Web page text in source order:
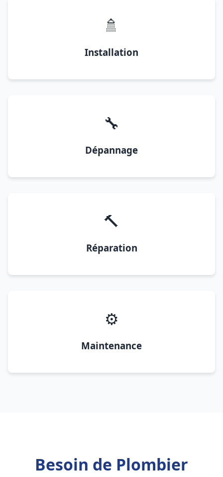
🚿
Installation
🔧
Dépannage
🔨
Réparation
⚙️
Maintenance
Besoin de Plombier